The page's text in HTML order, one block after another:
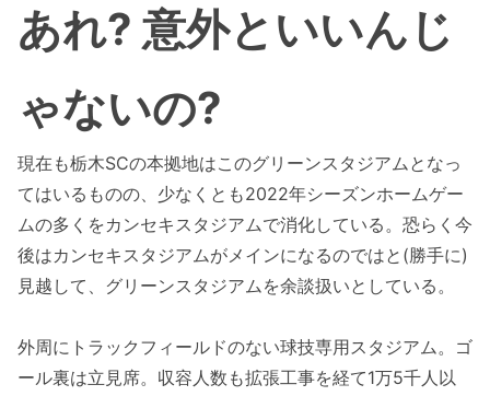
あれ? 意外といいんじ
ゃないの?
現在も栃木SCの本拠地はこのグリーンスタジアムとなっ
てはいるものの、少なくとも2022年シーズンホームゲー
ムの多くをカンセキスタジアムで消化している。恐らく今
後はカンセキスタジアムがメインになるのではと(勝手に)
見越して、グリーンスタジアムを余談扱いとしている。
外周にトラックフィールドのない球技専用スタジアム。ゴ
ール裏は立見席。収容人数も拡張工事を経て1万5千人以